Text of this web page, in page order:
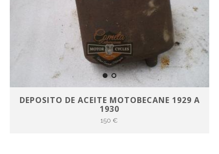
DEPOSITO DE ACEITE MOTOBECANE 1929 A
1930
150 €